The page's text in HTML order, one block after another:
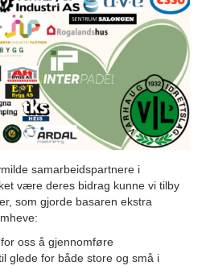
samarbeidspartnere i
være deres bidrag kunne vi tilby
som gjorde basaren ekstra
oss å gjennomføre
glede for både store og små i